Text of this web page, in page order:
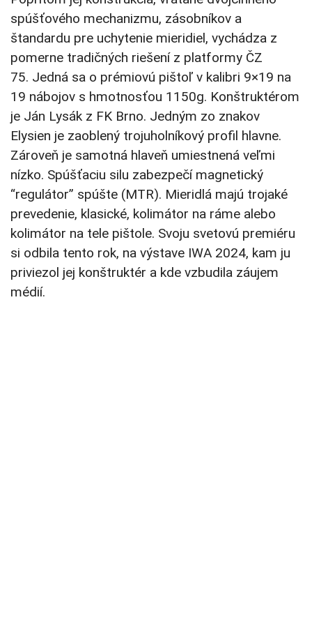
spúšťového mechanizmu, zásobníkov a
štandardu pre uchytenie mieridiel, vychádza z
pomerne tradičných riešení z platformy ČZ
75. Jedná sa o prémiovú pištoľ v kalibri 9×19 na
19 nábojov s hmotnosťou 1150g. Konštruktérom
je Ján Lysák z FK Brno. Jedným zo znakov
Elysien je zaoblený trojuholníkový profil hlavne.
Zároveň je samotná hlaveň umiestnená veľmi
nízko. Spúšťaciu silu zabezpečí magnetický
“regulátor” spúšte (MTR). Mieridlá majú trojaké
prevedenie, klasické, kolimátor na ráme alebo
kolimátor na tele pištole. Svoju svetovú premiéru
si odbila tento rok, na výstave IWA 2024, kam ju
priviezol jej konštruktér a kde vzbudila záujem
médií.